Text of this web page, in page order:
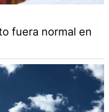
fuera normal en